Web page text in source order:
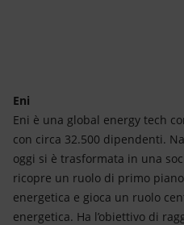
Eni
Eni è una global energy tech
con circa 32.500 dipendenti.
oggi si è trasformata in una
ricopre un ruolo di primo
energetica e gioca un ruolo
energetica. Ha l’obiettivo di